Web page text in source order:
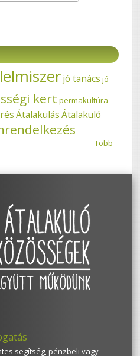
jó tanács jó
kert permakultúra
Átalakulás Átalakuló
Több
segítség, pénzbeli vagy